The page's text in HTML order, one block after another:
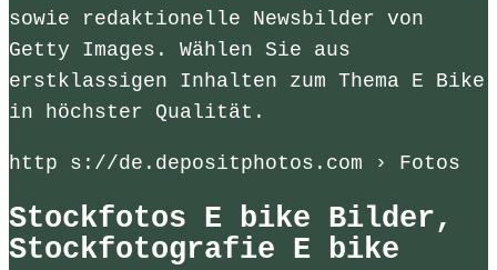
sowie redaktionelle Newsbilder von
Getty Images. Wählen Sie aus
erstklassigen Inhalten zum Thema E Bike
in höchster Qualität.
http s://de.depositphotos.com › Fotos
Stockfotos E bike Bilder,
Stockfotografie E bike